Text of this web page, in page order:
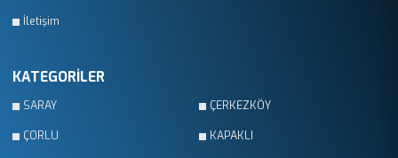
İletişim
KATEGORİLER
SARAY ÇERKEZKÖY
ÇORLU KAPAKLI